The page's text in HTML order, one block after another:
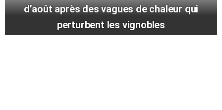
d’août après des vagues de chaleur qui
perturbent les vignobles